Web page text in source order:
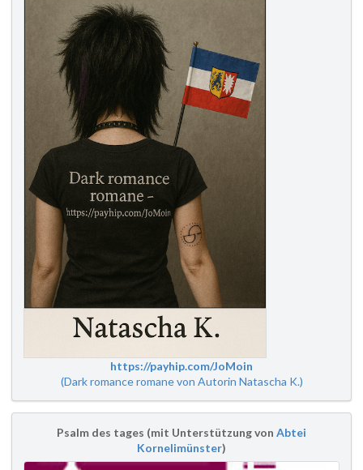
https://payhip.com/JoMoin
(Dark romance romane von Autorin Natascha K.)
Psalm des tages (mit Unterstützung von Abtei
Kornelimünster)